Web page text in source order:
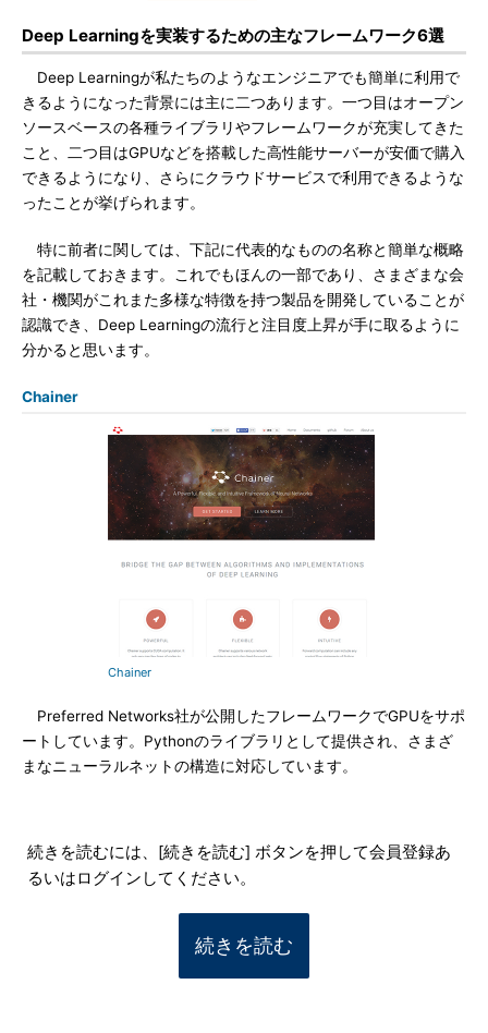
Deep Learningを実装するための主なフレームワーク6選
Deep Learningが私たちのようなエンジニアでも簡単に利用で
きるようになった背景には主に二つあります。一つ目はオープン
ソースベースの各種ライブラリやフレームワークが充実してきた
こと、二つ目はGPUなどを搭載した高性能サーバーが安価で購入
できるようになり、さらにクラウドサービスで利用できるような
ったことが挙げられます。
特に前者に関しては、下記に代表的なものの名称と簡単な概略
を記載しておきます。これでもほんの一部であり、さまざまな会
社・機関がこれまた多様な特徴を持つ製品を開発していることが
認識でき、Deep Learningの流行と注目度上昇が手に取るように
分かると思います。
Chainer
Chainer
Preferred Networks社が公開したフレームワークでGPUをサポ
ートしています。Pythonのライブラリとして提供され、さまざ
まなニューラルネットの構造に対応しています。
続きを読むには、[続きを読む] ボタンを押して会員登録あ
るいはログインしてください。
続きを読む